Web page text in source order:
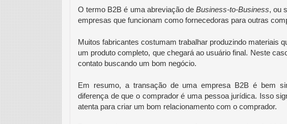
O termo B2B é uma abreviação de Business-to-Business, ou
empresas que funcionam como fornecedoras para outras
Muitos fabricantes costumam trabalhar produzindo materiais
um produto completo, que chegará ao usuário final. Neste
contato buscando um bom negócio.
Em resumo, a transação de uma empresa B2B é bem
diferença de que o comprador é uma pessoa jurídica. Isso
atenta para criar um bom relacionamento com o comprador.